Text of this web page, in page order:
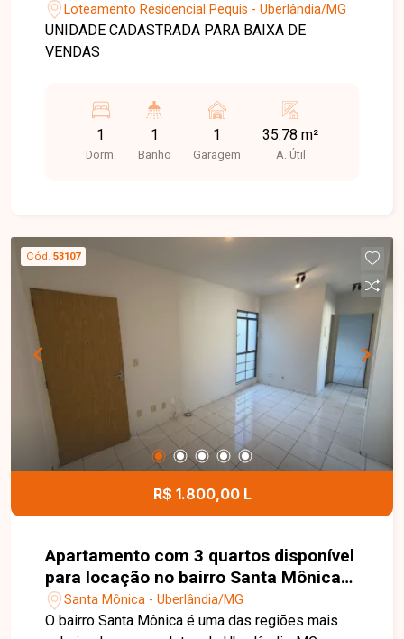
Loteamento Residencial Pequis - Uberlândia/MG
UNIDADE CADASTRADA PARA BAIXA DE
VENDAS
1
Dorm.
1
Banho
1
Garagem
35.78 m²
A. Útil
Cód. 53107
R$ 1.800,00 L
Apartamento com 3 quartos disponível
para locação no bairro Santa Mônica
em Uberlândia-MG
Santa Mônica - Uberlândia/MG
O bairro Santa Mônica é uma das regiões mais